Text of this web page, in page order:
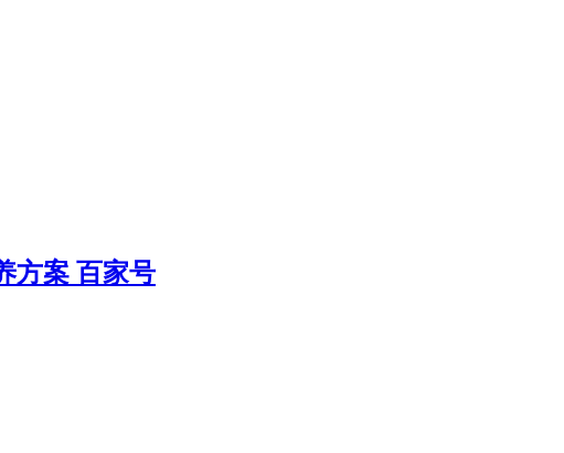
方案 百家号